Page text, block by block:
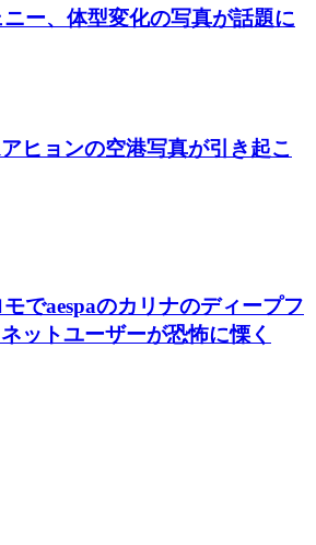
ー、体型変化の写真が話題に
ヒョンの空港写真が引き起こ
でaespaのカリナのディープフ
ットユーザーが恐怖に慄く